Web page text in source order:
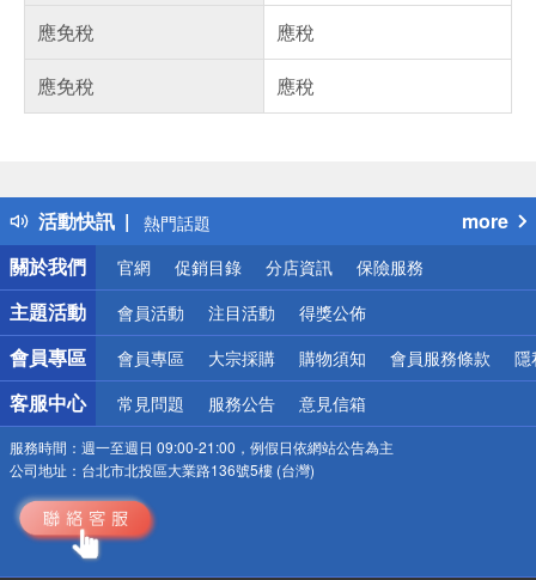
應免稅
應稅
應免稅
應稅
活動快訊
得獎公告
熱門話題
銀行優惠
偏遠地區配送
詐騙網頁！請小心！
more
關於我們
官網 促銷目錄 分店資訊 保險服務
主題活動 會員活動 注目活動 得獎公佈
會員專區 會員專區 大宗採購 購物須知 會員服務條款 隱
客服中心 常見問題 服務公告 意見信箱
服務時間： 週一至週日 09:00-21:00，例假日依網站公告為主
公司地址： 台北市北投區大業路136號5樓 (台灣)